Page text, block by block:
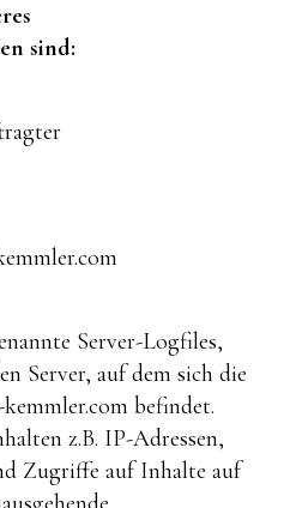
sind:
Server-Logfiles,
Server, auf dem sich die
befindet.
z.B. IP-Adressen,
Zugriffe auf Inhalte auf